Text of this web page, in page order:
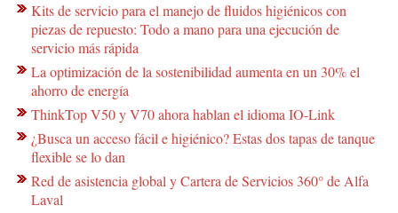
Kits de servicio para el manejo de fluidos higiénicos con
piezas de repuesto: Todo a mano para una ejecución de
servicio más rápida
La optimización de la sostenibilidad aumenta en un 30% el
ahorro de energía
ThinkTop V50 y V70 ahora hablan el idioma IO-Link
¿Busca un acceso fácil e higiénico? Estas dos tapas de tanque
flexible se lo dan
Red de asistencia global y Cartera de Servicios 360° de Alfa
Laval